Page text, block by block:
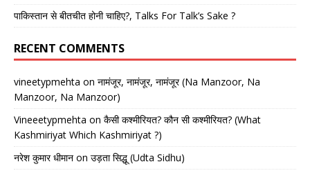
पाकिस्तान से बीतचीत होनी चाहिए?, Talks For Talk’s Sake ?
RECENT COMMENTS
vineetypmehta on नामंजूर, नामंजूर, नामंजूर (Na Manzoor, Na
Manzoor, Na Manzoor)
Vineeetypmehta on कैसी कश्मीरियत? कौन सी कश्मीरियत? (What
Kashmiriyat Which Kashmiriyat ?)
नरेश कुमार धीमान on उड़ता सिद्धू (Udta Sidhu)